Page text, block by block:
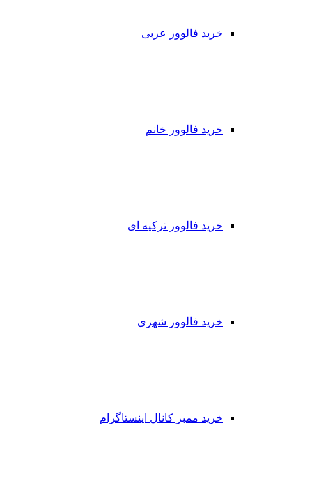
خرید فالوور عربی
خرید فالوور خانم
خرید فالوور ترکیه ای
خرید فالوور شهری
خرید ممبر کانال اینستاگرام